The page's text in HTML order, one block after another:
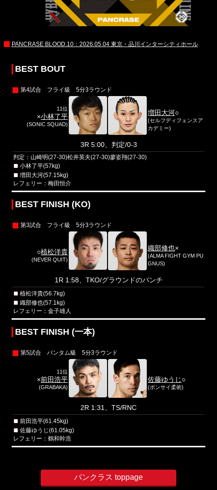
PANCRASE BLOOD.10：2026.05.04 東京・品川インターシティホール
BEST BOUT
第4試合 フライ級 5分3ラウンド
11位
×小林了平
(SONIC SQUAD)
増田大河○
(セルフディフェンスア
カデミー)
3R 5:00、判定/0-3
判定：山崎明(27-30)松井英夫(27-30)廖姿翔(27-30)
小林了平(57kg)
増田大河(57.15kg)
レフェリー：梅田恒介
BEST FINISH (KO)
第3試合 フライ級 5分3ラウンド
○植松洋貴
(NEVER QUIT)
織部修也×
(ALMA FIGHT GYM PU
GNUS)
1R 1:58、TKO/グラウンドのパンチ
植松洋貴(56.7kg)
織部修也(57.1kg)
レフェリー：金子雄人
BEST FINISH (一本)
第5試合 バンタム級 5分3ラウンド
11位
×前田浩平
(GRABAKA)
佐藤ゆうじ○
(ボンサイ柔術)
2R 1:31、TS/RNC
前田浩平(61.45kg)
佐藤ゆうじ(61.05kg)
レフェリー：鶴和幹浩
パンクラス toppage